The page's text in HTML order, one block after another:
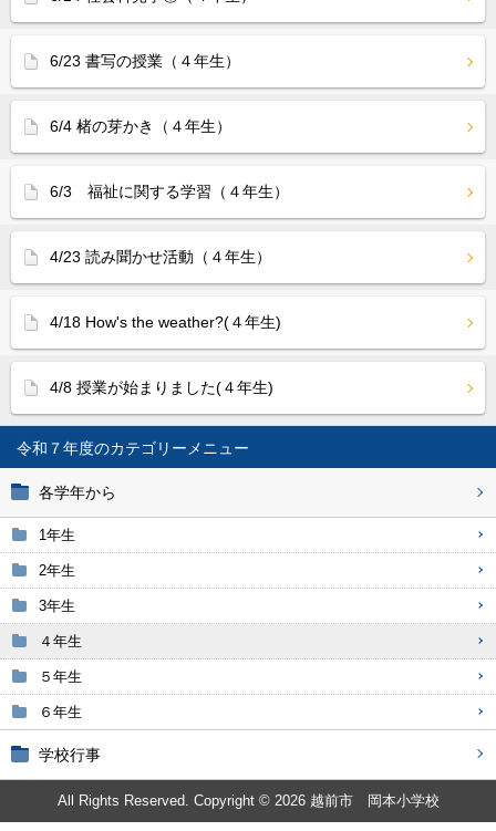
令和７年度
各学年から
1年生
2年生
3年生
４年生
５年生
６年生
学校行事
6/23 書写の授業（４年生）
6/4 楮の芽かき（４年生）
6/3 福祉に関する学習（４年生）
4/23 読み聞かせ活動（４年生）
4/18 How's the weather?(４年生)
4/8 授業が始まりました(４年生)
All Rights Reserved. Copyright © 2026 越前市 岡本小学校